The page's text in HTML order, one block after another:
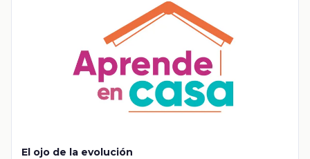
El ojo de la evolución